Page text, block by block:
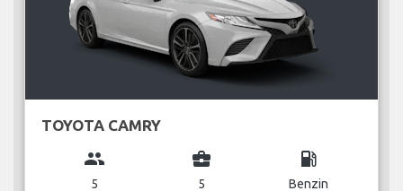
TOYOTA CAMRY
group
5
business_center
5
local_gas_station
Benzin